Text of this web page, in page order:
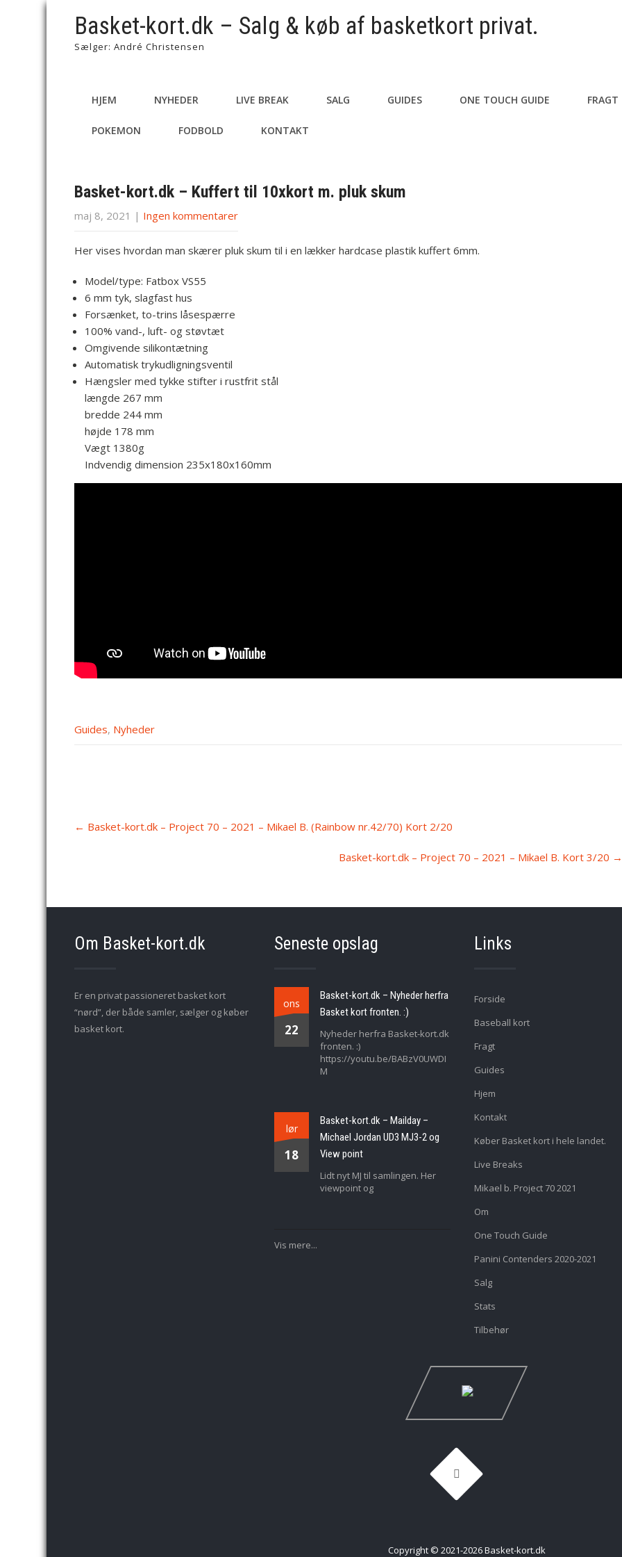
Basket-kort.dk – Salg & køb af basketkort privat.
Sælger: André Christensen
HJEM NYHEDER LIVE BREAK SALG GUIDES ONE TOUCH GUIDE FRAGT
POKEMON FODBOLD KONTAKT
Basket-kort.dk – Kuffert til 10xkort m. pluk skum
maj 8, 2021 | Ingen kommentarer
Her vises hvordan man skærer pluk skum til i en lækker hardcase plastik kuffert 6mm.
Model/type: Fatbox VS55
6 mm tyk, slagfast hus
Forsænket, to-trins låsespærre
100% vand-, luft- og støvtæt
Omgivende silikontætning
Automatisk trykudligningsventil
Hængsler med tykke stifter i rustfrit stål
længde 267 mm
bredde 244 mm
højde 178 mm
Vægt 1380g
Indvendig dimension 235x180x160mm
Guides, Nyheder
navigation
← Basket-kort.dk – Project 70 – 2021 – Mikael B. (Rainbow nr.42/70) Kort 2/20
Basket-kort.dk – Project 70 – 2021 – Mikael B. Kort 3/20 →
Om Basket-kort.dk
Er en privat passioneret basket kort
“nørd”, der både samler, sælger og køber
basket kort.
Seneste opslag
ons
22
Basket-kort.dk – Nyheder herfra
Basket kort fronten. :)
Nyheder herfra Basket-kort.dk
fronten. :)
https://youtu.be/BABzV0UWDI
M
lør
18
Basket-kort.dk – Mailday –
Michael Jordan UD3 MJ3-2 og
View point
Lidt nyt MJ til samlingen. Her
viewpoint og
Vis mere...
Links
Forside
Baseball kort
Fragt
Guides
Hjem
Kontakt
Køber Basket kort i hele landet.
Live Breaks
Mikael b. Project 70 2021
Om
One Touch Guide
Panini Contenders 2020-2021
Salg
Stats
Tilbehør
Copyright © 2021-2026 Basket-kort.dk